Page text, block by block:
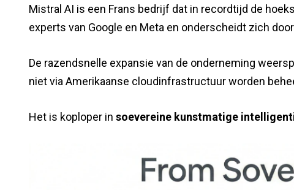
Mistral AI is een Frans bedrijf dat in recordtijd de
experts van Google en Meta en onderscheidt zich
De razendsnelle expansie van de onderneming
niet via Amerikaanse cloudinfrastructuur worden
Het is koploper in soevereine kunstmatige